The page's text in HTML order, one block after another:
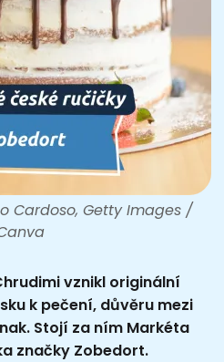
Cardoso, Getty Images /
vznikl originální
k pečení, důvěru mezi
Stojí za ním Markéta
značky Zobedort.